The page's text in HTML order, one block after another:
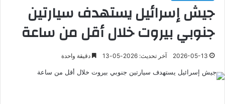
جيش إسرائيل يستهدف سيارتين
جنوبي بيروت خلال أقل من ساعة
2026-05-13 آخر تحديث: 2026-05-13 دقيقة واحدة